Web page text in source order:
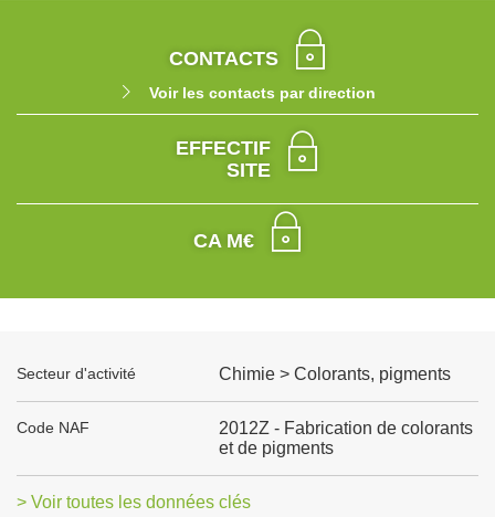
CONTACTS
Voir les contacts par direction
EFFECTIF
SITE
CA M€
Secteur d'activité Chimie > Colorants, pigments
Code NAF
2012Z - Fabrication de colorants
et de pigments
> Voir toutes les données clés